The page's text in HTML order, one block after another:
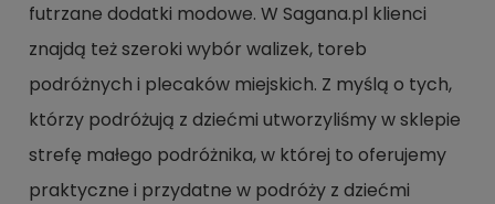
futrzane dodatki modowe. W Sagana.pl klienci
znajdą też szeroki wybór walizek, toreb
podróżnych i plecaków miejskich. Z myślą o tych,
którzy podróżują z dziećmi utworzyliśmy w sklepie
strefę małego podróżnika, w której to oferujemy
praktyczne i przydatne w podróży z dziećmi